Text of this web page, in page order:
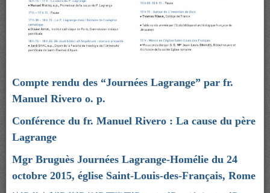
Compte rendu des “Journées Lagrange” par fr.
Manuel Rivero o. p.
Conférence du fr. Manuel Rivero : La cause du père
Lagrange
Mgr Bruguès Journées Lagrange-Homélie du 24
octobre 2015, église Saint-Louis-des-Français, Rome